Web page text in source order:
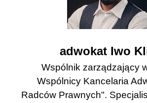
adwokat Iwo
Wspólnik zarządzający
Wspólnicy Kancelaria
Radców Prawnych".